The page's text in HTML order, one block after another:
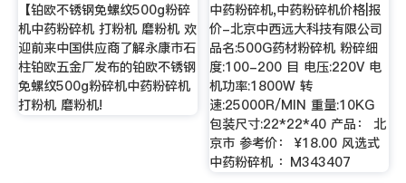
【铂欧不锈钢免螺纹500g粉碎
机中药粉碎机 打粉机 磨粉机 欢
迎前来中国供应商了解永康市石
柱铂欧五金厂发布的铂欧不锈钢
免螺纹500g粉碎机中药粉碎机
打粉机 磨粉机!
中药粉碎机,中药粉碎机价格|报
价-北京中西远大科技有限公司
品名:500G药材粉碎机 粉碎细
度:100-200 目 电压:220V 电
机功率:1800W 转
速:25000R/MIN 重量:10KG
包装尺寸:22*22*40 产品： 北
京市 参考价： ¥18.00 风选式
中药粉碎机 ：M343407